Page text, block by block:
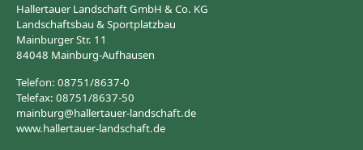
Hallertauer Landschaft GmbH & Co. KG
Landschaftsbau & Sportplatzbau
Mainburger Str. 11
84048 Mainburg-Aufhausen
Telefon: 08751/8637-0
Telefax: 08751/8637-50
mainburg@hallertauer-landschaft.de
www.hallertauer-landschaft.de